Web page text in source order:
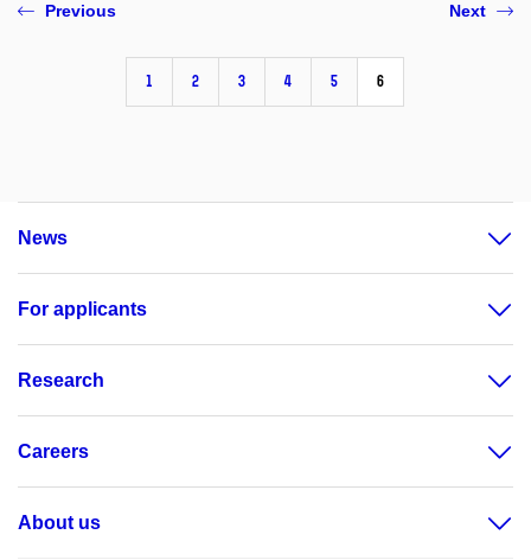
Previous
1 2 3 4 5 6
Next
News
For applicants
Research
Careers
About us